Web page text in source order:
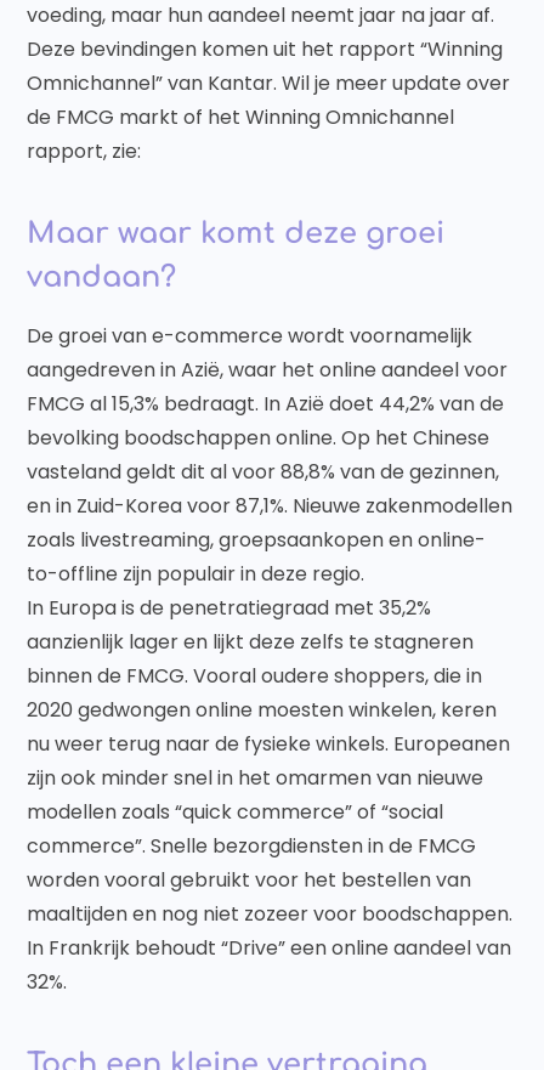
voeding, maar hun aandeel neemt jaar na jaar af.
Deze bevindingen komen uit het rapport “Winning
Omnichannel” van Kantar. Wil je meer update over
de FMCG markt of het Winning Omnichannel
rapport, zie:
Maar waar komt deze groei
vandaan?
De groei van e-commerce wordt voornamelijk
aangedreven in Azië, waar het online aandeel voor
FMCG al 15,3% bedraagt. In Azië doet 44,2% van de
bevolking boodschappen online. Op het Chinese
vasteland geldt dit al voor 88,8% van de gezinnen,
en in Zuid-Korea voor 87,1%. Nieuwe zakenmodellen
zoals livestreaming, groepsaankopen en online-
to-offline zijn populair in deze regio.
In Europa is de penetratiegraad met 35,2%
aanzienlijk lager en lijkt deze zelfs te stagneren
binnen de FMCG. Vooral oudere shoppers, die in
2020 gedwongen online moesten winkelen, keren
nu weer terug naar de fysieke winkels. Europeanen
zijn ook minder snel in het omarmen van nieuwe
modellen zoals “quick commerce” of “social
commerce”. Snelle bezorgdiensten in de FMCG
worden vooral gebruikt voor het bestellen van
maaltijden en nog niet zozeer voor boodschappen.
In Frankrijk behoudt “Drive” een online aandeel van
32%.